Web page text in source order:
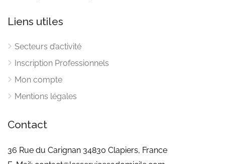
Liens utiles
Secteurs d’activité
Inscription Professionnels
Mon compte
Mentions légales
Contact
36 Rue du Carignan 34830 Clapiers, France